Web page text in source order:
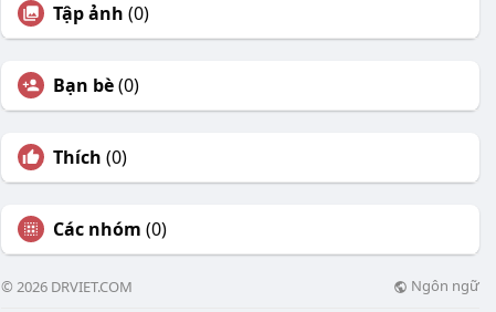
Tập ảnh (0)
Bạn bè(0)
Thích (0)
Các nhóm (0)
© 2026 DRVIET.COM Ngôn ngữ